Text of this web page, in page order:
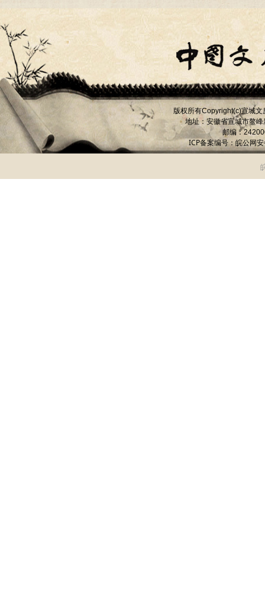
版权所有Copyright(c)宣城文
地址：安徽省宣城市鳌峰
邮编：
ICP备案编号： 皖公网